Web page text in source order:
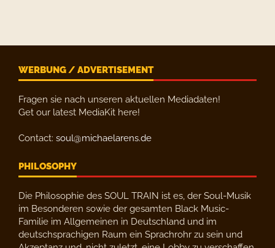
WERBUNG / ADVERTISEMENT
Fragen sie nach unseren aktuellen Mediadaten!
Get our latest MediaKit here!
Contact: soul@michaelarens.de
PHILOSOPHY
Die Philosophie des SOUL TRAIN ist es, der Soul-Musik
im Besonderen sowie der gesamten Black Music-
Familie im Allgemeinen in Deutschland und im
deutschsprachigen Raum ein Sprachrohr zu sein und